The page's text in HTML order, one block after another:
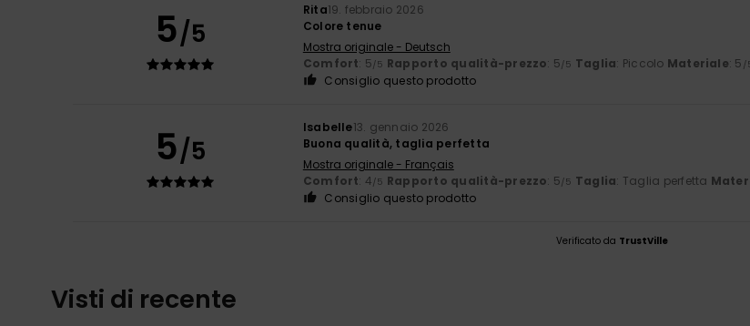
5/5
Rita19. febbraio 2026
Colore tenue
Mostra originale - Deutsch
Comfort: 5/5 Rapporto qualità-prezzo: 5/5 Taglia: Piccolo Materiale: 5 /
Consiglio questo prodotto
5/5
Isabelle13. gennaio 2026
Buona qualità, taglia perfetta
Mostra originale - Français
Comfort: 4/5 Rapporto qualità-prezzo: 5/5 Taglia: Taglia perfetta
Consiglio questo prodotto
Verificato da TrustVille
Visti di recente